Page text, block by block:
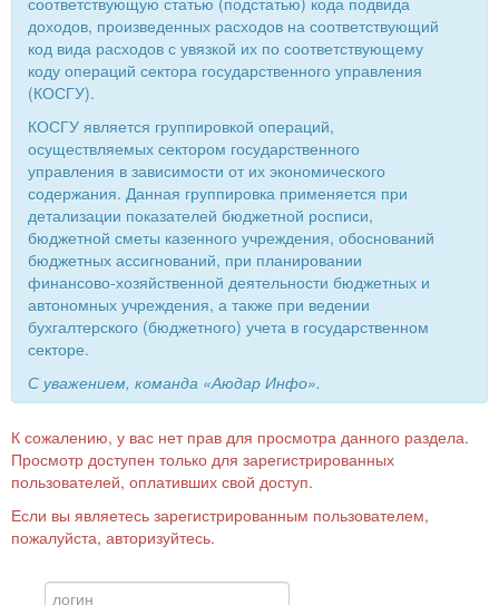
доходов, произведенных расходов на соответствующий
код вида расходов с увязкой их по соответствующему
коду операций сектора государственного управления
(КОСГУ).
КОСГУ является группировкой операций,
осуществляемых сектором государственного
управления в зависимости от их экономического
содержания. Данная группировка применяется при
детализации показателей бюджетной росписи,
бюджетной сметы казенного учреждения, обоснований
бюджетных ассигнований, при планировании
финансово-хозяйственной деятельности бюджетных и
автономных учреждения, а также при ведении
бухгалтерского (бюджетного) учета в государственном
секторе.
С уважением, команда «Аюдар Инфо».
К сожалению, у вас нет прав для просмотра данного раздела.
Просмотр доступен только для зарегистрированных
пользователей, оплативших свой доступ.
Если вы являетесь зарегистрированным пользователем,
пожалуйста, авторизуйтесь.